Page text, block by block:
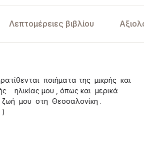
Λεπτομέρειες βιβλίου
ποιήματα της μικρής και
ηλικίας μου , όπως και μερικά
ζωή μου στη Θεσσαλονίκη .
)